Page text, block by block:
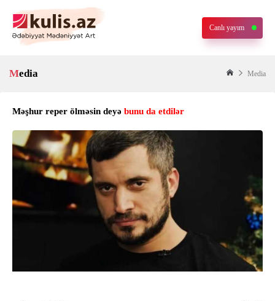
Canlı yayım
Media Media
Məşhur reper ölməsin deyə bunu da etdilər